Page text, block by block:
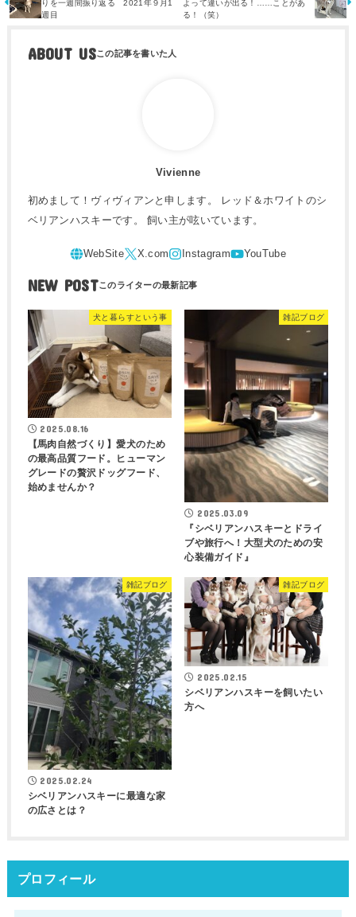
りを一週間振り返る 2021年９月1
週目
よって違いが出る！……ことがあ
る！（笑）
ABOUT US
Vivienne
初めまして！ヴィヴィアンと申します。 レッド＆ホワイトのシ
ベリアンハスキーです。 飼い主が呟いています。
NEW POST
犬と暮らすという事
2025.08.16
【馬肉自然づくり】愛犬のため
の最高品質フード。ヒューマン
グレードの贅沢ドッグフード、
始めませんか？
雑記ブログ
2025.03.09
『シベリアンハスキーとドライ
ブや旅行へ！大型犬のための安
心装備ガイド』
雑記ブログ
2025.02.24
シベリアンハスキーに最適な家
の広さとは？
雑記ブログ
2025.02.15
シベリアンハスキーを飼いたい
方へ
プロフィール